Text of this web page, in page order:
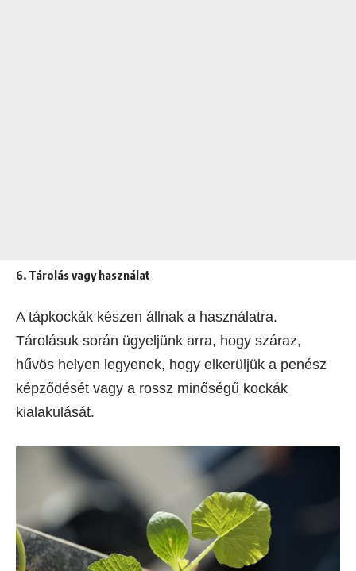
6. Tárolás vagy használat
A tápkockák készen állnak a használatra.
Tárolásuk során ügyeljünk arra, hogy száraz,
hűvös helyen legyenek, hogy elkerüljük a penész
képződését vagy a rossz minőségű kockák
kialakulását.